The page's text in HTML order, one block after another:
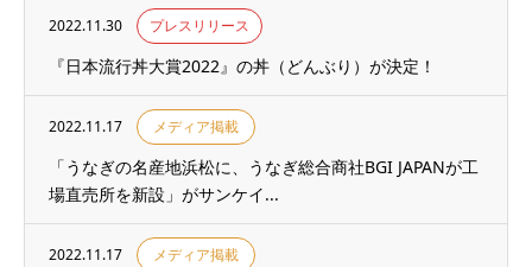
2022.11.30 プレスリリース
『⽇本流⾏丼⼤賞2022』の丼（どんぶり）が決定！
2022.11.17 メディア掲載
「うなぎの名産地浜松に、うなぎ総合商社BGI JAPANが工
場直売所を新設」がサンケイ...
2022.11.17 メディア掲載